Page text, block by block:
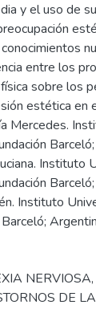
y el uso de
entre los
sobre los
estética en
Mercedes.
Instituto
Instituto
NERVIOSA,
DE